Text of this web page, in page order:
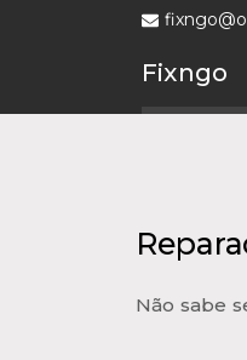
Fixngo
Não sabe